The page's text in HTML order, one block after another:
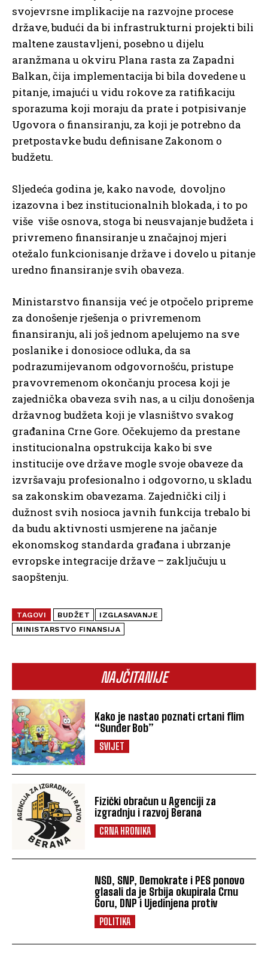
NAJČITANIJE
Kako je nastao poznati crtani flim
“Sunđer Bob”
SVIJET
Fizički obračun u Agenciji za
izgradnju i razvoj Berana
CRNA HRONIKA
NSD, SNP, Demokrate i PES ponovo
glasali da je Srbija okupirala Crnu
Goru, DNP i Ujedinjena protiv
POLITIKA
svojevrsne implikacije na razvojne procese
države, budući da bi infrastrukturni projekti bili
maltene zaustavljeni, posebno u dijelu
aranžmana u okviru Plana rasta za Zapadni
Balkan, čija implementacija bi bila dovedene u
pitanje, imajući u vidu rokove za ratifikaciju
sporazuma koji moraju da prate i potpisivanje
Ugovora o finansiranju, za koji je potrebno da
pretpostavke budu definisane Zakonom o
budžetu.
Sljedeća godina je, kako navode, dovoljno
izazovna i bez institucionalnih blokada, i to po
više više osnova, stoga bi neusvajanje budžeta i
privremeno finansiranje u značajnoj mjeri
otežalo funkcionisanje države i dovelo u pitanje
uredno finansiranje svih obaveza.
Ministarstvo finansija već je otpočelo pripreme
za donošenje rješenja o privremenom
finansiranju, ali još jednom apelujemo na sve
poslanike i donosioce odluka, da sa
podrazumijevanom odgovornošću, pristupe
pravovremenom okončanju procesa koji je
zajednička obaveza svih nas, a u cilju donošenja
državnog budžeta koji je vlasništvo svakog
građanina Crne Gore. Očekujemo da prestane
institucionalna opstrukcija kako bi sve
institucije ove države mogle svoje obaveze da
izvršavaju profesionalno i odgovorno, u skladu
sa zakonskim obavezama. Zajednički cilj i
dužnost svih nosioca javnih funkcija trebalo bi
da budu aktivnosti usmjerene na jačanje
ekonomskog standarda građana i ubrzanje
evropske integracije države – zaključuju u
saopštenju.
TAGOVI BUDŽET
IZGLASAVANJE
MINISTARSTVO FINANSIJA